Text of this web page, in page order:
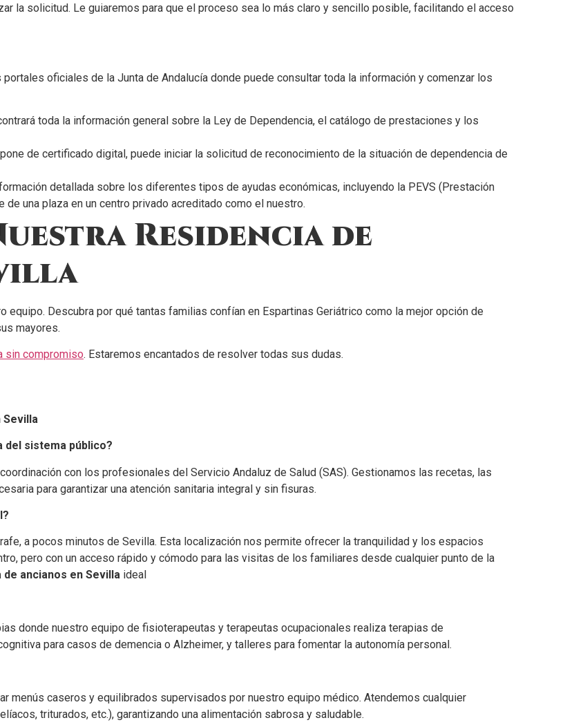
la solicitud. Le guiaremos para que el proceso sea lo más claro y sencillo posible, facilitando el acceso
oficiales de la Junta de Andalucía donde puede consultar toda la información y comenzar los
toda la información general sobre la Ley de Dependencia, el catálogo de prestaciones y los
de certificado digital, puede iniciar la solicitud de reconocimiento de la situación de dependencia de
detallada sobre los diferentes tipos de ayudas económicas, incluyendo la PEVS (Prestación
una plaza en un centro privado acreditado como el nuestro.
Residencia de
Descubra por qué tantas familias confían en Espartinas Geriátrico como la mejor opción de
mayores.
sin compromiso. Estaremos encantados de resolver todas sus dudas.
del sistema público?
con los profesionales del Servicio Andaluz de Salud (SAS). Gestionamos las recetas, las
para garantizar una atención sanitaria integral y sin fisuras.
a pocos minutos de Sevilla. Esta localización nos permite ofrecer la tranquilidad y los espacios
pero con un acceso rápido y cómodo para las visitas de los familiares desde cualquier punto de la
ancianos en Sevilla ideal
donde nuestro equipo de fisioterapeutas y terapeutas ocupacionales realiza terapias de
para casos de demencia o Alzheimer, y talleres para fomentar la autonomía personal.
menús caseros y equilibrados supervisados por nuestro equipo médico. Atendemos cualquier
triturados, etc.), garantizando una alimentación sabrosa y saludable.